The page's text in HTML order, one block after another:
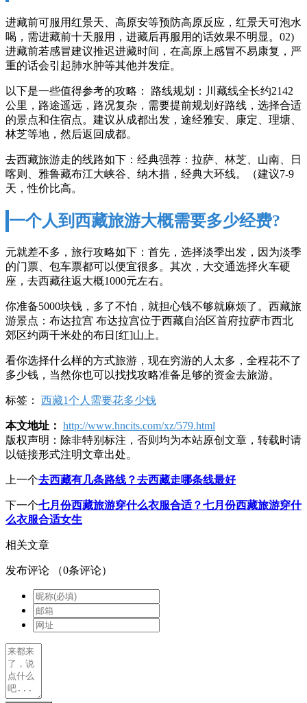
进藏前可服用红景天、高原安等预防高原反应，红景天可泡水
喝，需进藏前十天服用，进藏后再服用的话效果不明显。02)
进藏前若感冒建议推迟进藏时间，在高原上感冒不易康复，严
重的话会引起肺水肿等其他并发症。
以下是一些值得参考的攻略： 路线规划：川藏线全长约2142
公里，路途遥远，路况复杂，需要提前规划好路线，选择合适
的景点和住宿点。建议从成都出发，途经雅安、康定、理塘、
林芝等地，然后返回成都。
去西藏旅游走的线路如下：经典强荐：拉萨、林芝、山南、日
喀则、雅鲁藏布江大峡谷、纳木措，经典大环线。（建议7-9
天，性价比高。
一个人到西藏旅游大概需要多少经费?
元就差不多，旅行攻略如下：首先，选择淡季出发，因为淡季
的门票、包车票都可以便宜很多。其次，大交通选择火车硬
座，去西藏往返大概1000元左右。
你准备5000块钱，多了不怕，就担心钱不够就麻烦了。西藏旅
游景点：布达拉宫 布达拉宫位于西藏自治区首府拉萨市西北
郊区约两千米处的布日[红]山上。
看你选择什么样的方式旅游，现在穷游的人太多，全程花不了
多少钱，当然你也可以找找攻略准备足够的资金去旅游。
标签： 西藏1个人需要花多少钱
本文地址： http://www.hncits.com/xz/579.html
版权声明： 除非特别标注，否则均为本站原创文章，转载时请
以链接形式注明文章出处。
上一个去西藏有几条路线？去西藏走哪条线最好
下一个七月份西藏旅游穿什么衣服合适？七月份西藏旅游穿什
么衣服合适女生
相关文章
发布评论 （0条评论）